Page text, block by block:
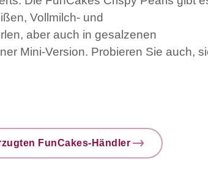
Vollmilch- und
aber auch in gesalzenen
Mini-Version. Probieren Sie auch,
FunCakes-Händler